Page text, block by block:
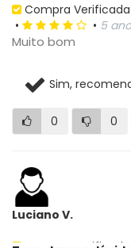
Compra Verificada
•
• 5
Muito bom
Sim,
0 0
Luciano V.